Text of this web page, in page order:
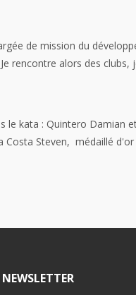
de mission du
rencontre alors des
kata : Quintero Damian
Costa Steven, médaillé